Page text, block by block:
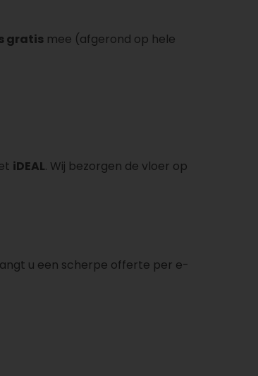
gratis mee (afgerond op hele
iDEAL. Wij bezorgen de vloer op
u een scherpe offerte per e-